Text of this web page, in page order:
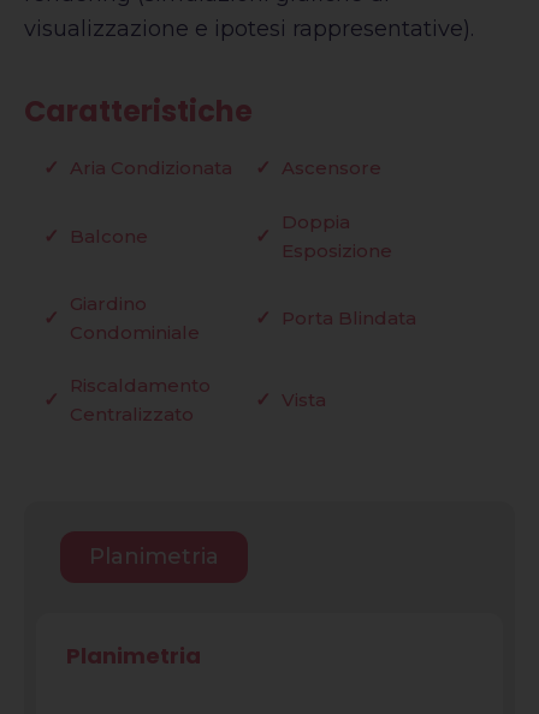
visualizzazione e ipotesi rappresentative).
Caratteristiche
Aria Condizionata Ascensore
Balcone
Doppia
Esposizione
Giardino
Condominiale
Porta Blindata
Riscaldamento
Centralizzato
Vista
Planimetria
Planimetria